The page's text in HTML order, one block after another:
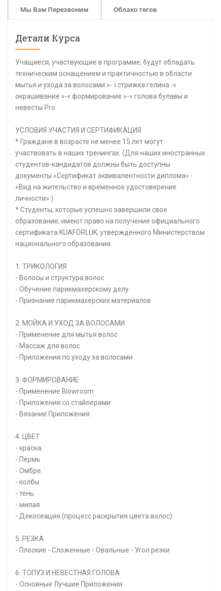
Мы Вам Перезвоним Облако тегов
Детали Курса
Учащиеся, участвующие в программе, будут обладать
техническим оснащением и практичностью в области
мытья и ухода за волосами »- ï стрижка гелина -«
окрашивание »-« формирование »-« голова булавы и
невесты Pro.
УСЛОВИЯ УЧАСТИЯ И СЕРТИФИКАЦИЯ
* Граждане в возрасте не менее 15 лет могут
участвовать в наших тренингах. (Для наших иностранных
студентов-кандидатов должны быть доступны
документы «Сертификат эквивалентности диплома» -
«Вид на жительство и временное удостоверение
личности».)
* Студенты, которые успешно завершили свое
образование, имеют право на получение официального
сертификата KUAFÖRLÜK, утвержденного Министерством
национального образования.
1. ТРИКОЛОГИЯ
- Волосы и структура волос
- Обучение парикмахерскому делу
- Признание парикмахерских материалов
2. МОЙКА И УХОД ЗА ВОЛОСАМИ
- Применение для мытья волос
- Массаж для волос
- Приложения по уходу за волосами
3. ФОРМИРОВАНИЕ
- Применение Blowroom
- Приложения со стайлерами
- Вязание Приложения
4. ЦВЕТ
- краска
- Пермь
- Омбре.
- колбы
- тень
- милая
- Декосеация (процесс раскрытия цвета волос)
5. РЕЗКА
- Плоские - Сложенные - Овальные - Угол резки
6. ТОПУЗ И НЕВЕСТНАЯ ГОЛОВА
- Основные Лучшие Приложения